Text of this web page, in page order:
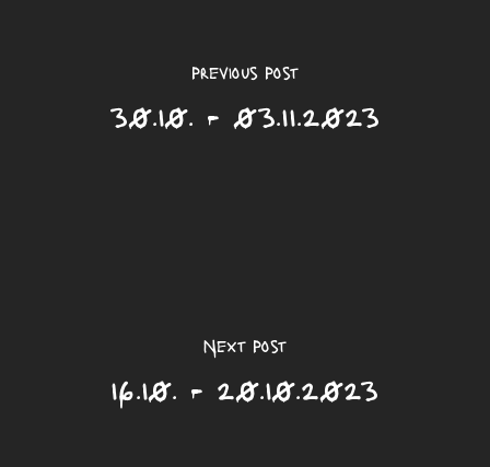
Previous Post
30.10. - 03.11.2023
Next Post
16.10. - 20.10.2023